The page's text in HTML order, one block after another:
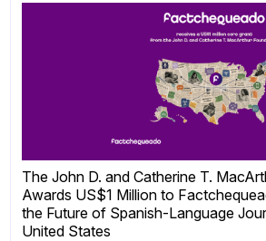
The John D. and Catherine T.
Awards US$1 Million to
the Future of Spanish-Language
United States